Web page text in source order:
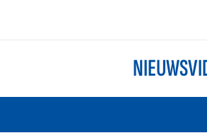
NIEUWS